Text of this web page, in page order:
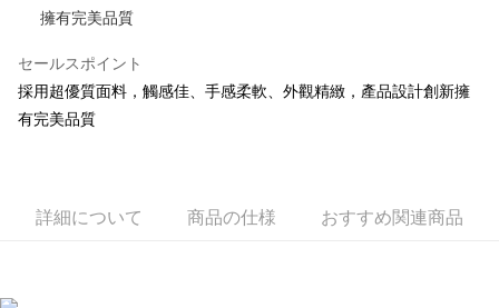
JKOPAY
Easy Wallet
AFTEE代金後払い
2.SMSで認証してお支払い手続を進めてください。
配送方法
擁有完美品質
セールスポイント
採用超優質面料，觸感佳、手感柔軟、外觀精緻，產品設計創新擁
有完美品質
詳細について 商品の仕様 おすすめ関連商品